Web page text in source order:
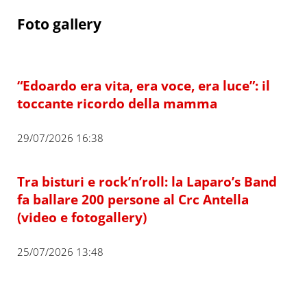
Foto gallery
“Edoardo era vita, era voce, era luce”: il
toccante ricordo della mamma
29/07/2026 16:38
Tra bisturi e rock’n’roll: la Laparo’s Band
fa ballare 200 persone al Crc Antella
(video e fotogallery)
25/07/2026 13:48